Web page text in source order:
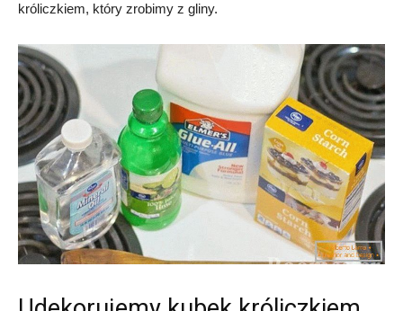
króliczkiem, który zrobimy z gliny.